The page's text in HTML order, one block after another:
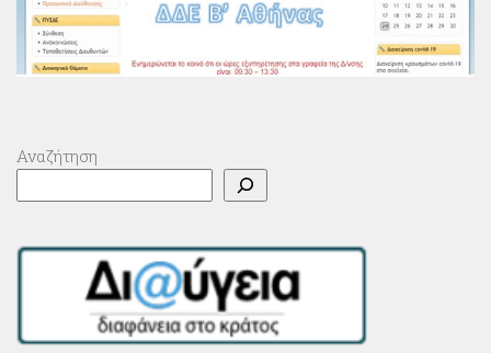
Αναζήτηση